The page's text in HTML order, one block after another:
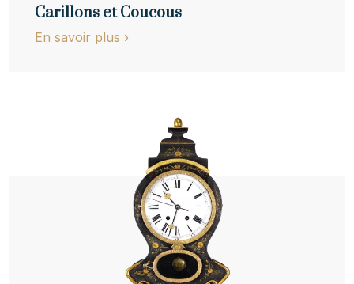
Carillons et Coucous
En savoir plus ›